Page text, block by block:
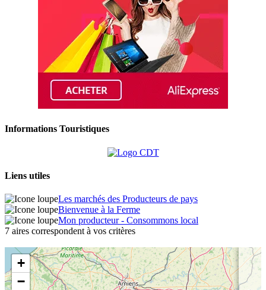
Informations Touristiques
Liens utiles
Les marchés des Producteurs de pays
Bienvenue à la Ferme
Mon producteur - Consommons local
7 aires correspondent à vos critères
+
−